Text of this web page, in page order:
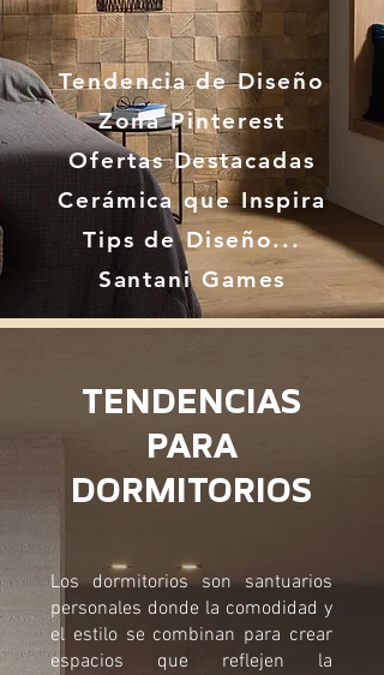
Tendencia de Diseño
Zona Pinterest
Ofertas Destacadas
Cerámica que Inspira
Tips de Diseño...
Santani Games
TENDENCIAS
PARA
DORMITORIOS
Los dormitorios son santuarios
personales donde la comodidad y
el estilo se combinan para crear
espacios que reflejen la